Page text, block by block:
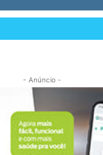
- Anúncio -